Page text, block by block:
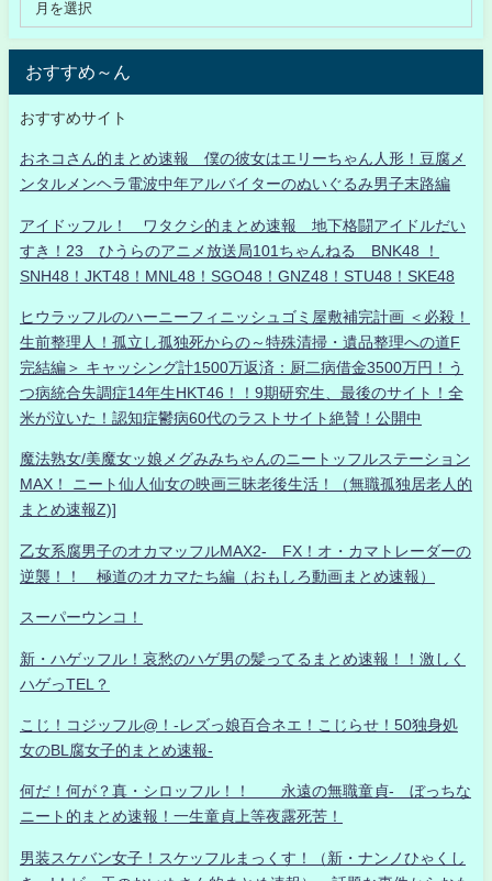
おすすめ～ん
おすすめサイト
おネコさん的まとめ速報 僕の彼女はエリーちゃん人形！豆腐メ
ンタルメンヘラ電波中年アルバイターのぬいぐるみ男子末路編
アイドッフル！ ワタクシ的まとめ速報 地下格闘アイドルだい
すき！23 ひうらのアニメ放送局101ちゃんねる BNK48 ！
SNH48！JKT48！MNL48！SGO48！GNZ48！STU48！SKE48
ヒウラッフルのハーニーフィニッシュゴミ屋敷補完計画 ＜必殺！
生前整理人！孤立し孤独死からの～特殊清掃・遺品整理への道F
完結編＞ キャッシング計1500万返済：厨二病借金3500万円！う
つ病統合失調症14年生HKT46！！9期研究生、最後のサイト！全
米が泣いた！認知症鬱病60代のラストサイト絶賛！公開中
魔法熟女/美魔女ッ娘メグみみちゃんのニートッフルステーション
MAX！ ニート仙人仙女の映画三昧老後生活！（無職孤独居老人的
まとめ速報Z)]
乙女系腐男子のオカマッフルMAX2- FX！オ・カマトレーダーの
逆襲！！ 極道のオカマたち編（おもしろ動画まとめ速報）
スーパーウンコ！
新・ハゲッフル！哀愁のハゲ男の髪ってるまとめ速報！！激しく
ハゲっTEL？
こじ！コジッフル@！-レズっ娘百合ネエ！こじらせ！50独身処
女のBL腐女子的まとめ速報-
何だ！何が？真・シロッフル！！ 永遠の無職童貞- ぼっちな
ニート的まとめ速報！一生童貞上等夜露死苦！
男装スケバン女子！スケッフルまっくす！（新・ナンノひゃくし